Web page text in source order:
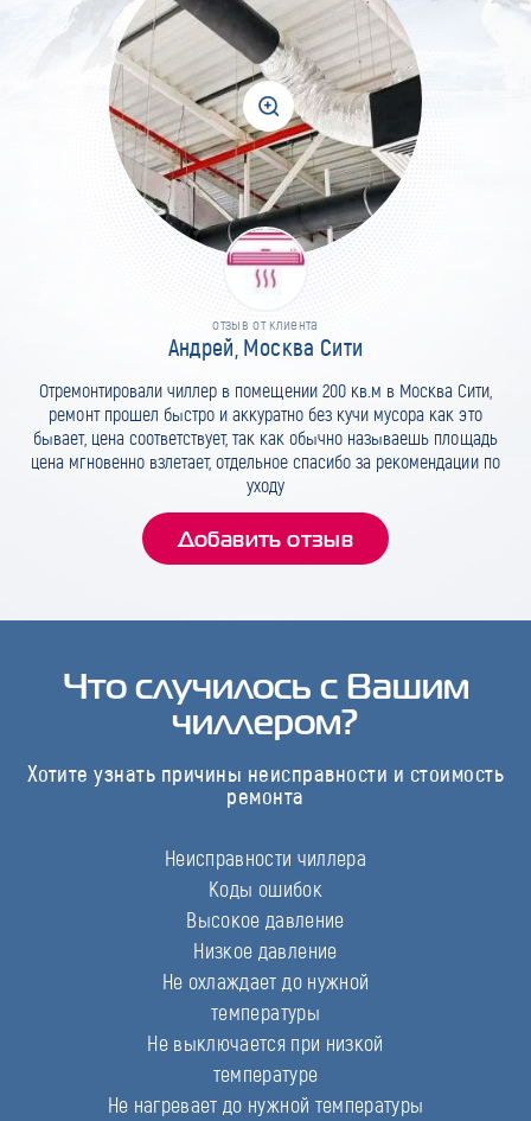
отзыв от клиента
Андрей, Москва Сити
Отремонтировали чиллер в помещении 200 кв.м в Москва Сити,
ремонт прошел быстро и аккуратно без кучи мусора как это
бывает, цена соответствует, так как обычно называешь площадь
цена мгновенно взлетает, отдельное спасибо за рекомендации по
уходу
Добавить отзыв
Что случилось с Вашим
чиллером?
Хотите узнать причины неисправности и стоимость
ремонта
Неисправности чиллера
Коды ошибок
Высокое давление
Низкое давление
Не охлаждает до нужной
температуры
Не выключается при низкой
температуре
Не нагревает до нужной температуры